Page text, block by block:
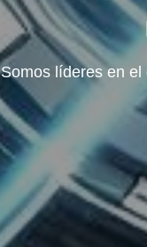
Somos líderes en el